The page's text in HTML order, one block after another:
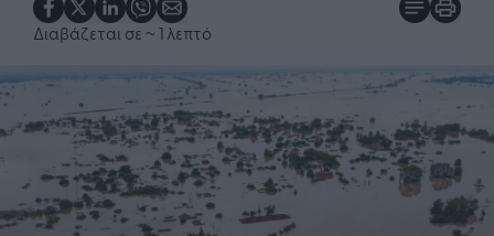
Διαβάζεται σε ~ 1 λεπτό